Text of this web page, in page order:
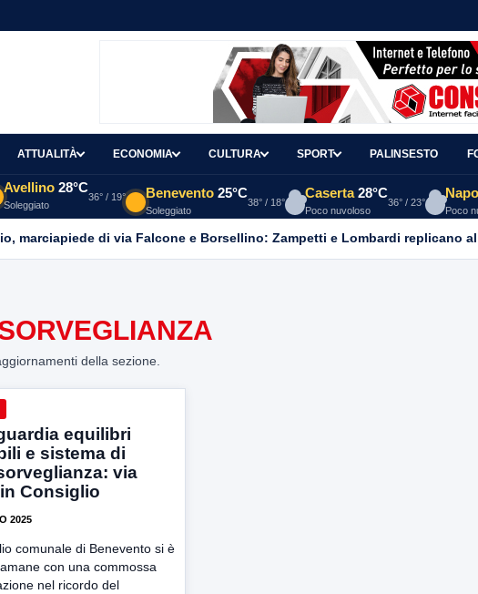
ATTUALITÀ ECONOMIA CULTURA SPORT PALINSESTO
Avellino 28°C
Soleggiato
36° / 19° Benevento 25°C
Soleggiato
38° / 18°
Caserta 28°C
Poco nuvoloso
36° / 23°
Poco
marciapiede di via Falcone e Borsellino: Zampetti e Lombardi replicano
della sezione.
equilibri
e sistema di
via
in Consiglio
2025
comunale di Benevento si è
con una commossa
nel ricordo del